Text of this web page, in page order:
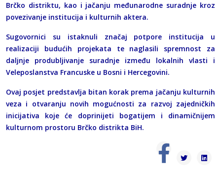
Brčko distriktu, kao i jačanju međunarodne suradnje kroz
povezivanje institucija i kulturnih aktera.
Sugovornici su istaknuli značaj potpore institucija u
realizaciji budućih projekata te naglasili spremnost za
daljnje produbljivanje suradnje između lokalnih vlasti i
Veleposlanstva Francuske u Bosni i Hercegovini.
Ovaj posjet predstavlja bitan korak prema jačanju kulturnih
veza i otvaranju novih mogućnosti za razvoj zajedničkih
inicijativa koje će doprinijeti bogatijem i dinamičnijem
kulturnom prostoru Brčko distrikta BiH.